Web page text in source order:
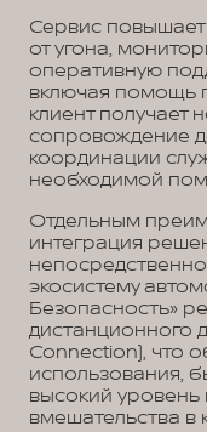
Сервис
от угона,
оперативную
включая помощь
клиент получает
сопровождение
координации
необходимой
Отдельным
интеграция
экосистему
Безопасность»
дистанционного
Connection), что
использования,
высокий
вмешательства в